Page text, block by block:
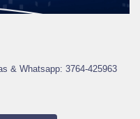
& Whatsapp: 3764-425963